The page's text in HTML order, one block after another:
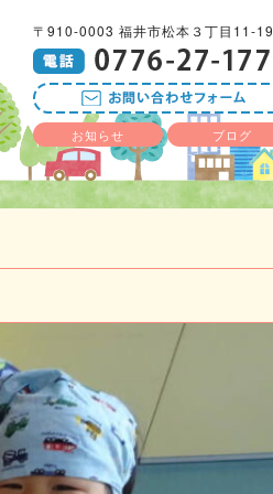
〒910-0003 福井市松本３丁目11-19
お知らせ ブログ